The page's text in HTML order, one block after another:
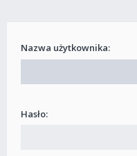
Nazwa użytkownika:
Hasło: